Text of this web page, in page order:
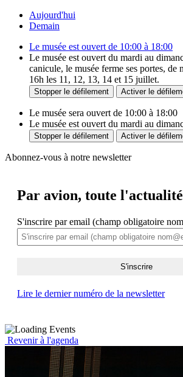
Aujourd'hui
Demain
Le musée est ouvert de 10:00 à 18:00
Le musée est ouvert du mardi au
canicule, le musée ferme ses portes, de
16h les 11, 12, 13, 14 et 15 juillet.
Stopper le défilement Activer le
Le musée sera ouvert de 10:00 à 18:00
Le musée est ouvert du mardi au
Stopper le défilement Activer le
Abonnez-vous à notre newsletter
Par avion, toute l'actualité
S'inscrire par email (champ obligatoire
Lire le dernier numéro de la newsletter
Revenir à l'agenda